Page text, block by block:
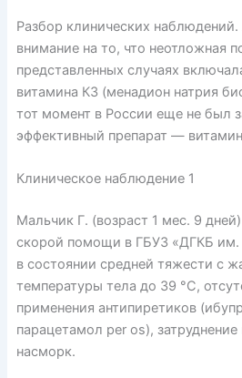
Разбор клинических
внимание на то, что неотложная
представленных случаях
витамина К3 (менадион натрия
тот момент в России еще не был
эффективный препарат —
Клиническое наблюдение 1
Мальчик Г. (возраст 1 мес. 9
скорой помощи в ГБУЗ «ДГКБ
в состоянии средней тяжести с
температуры тела до 39 °С,
применения антипиретиков
парацетамол per os),
насморк.